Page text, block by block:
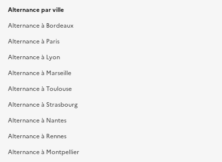
Alternance par ville
Alternance à Bordeaux
Alternance à Paris
Alternance à Lyon
Alternance à Marseille
Alternance à Toulouse
Alternance à Strasbourg
Alternance à Nantes
Alternance à Rennes
Alternance à Montpellier